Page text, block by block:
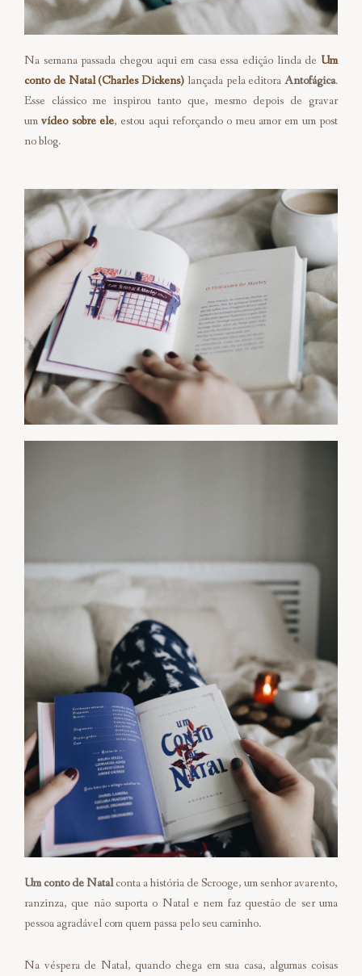
Na semana passada chegou aqui em casa essa edição linda de Um
conto de Natal (Charles Dickens) lançada pela editora Antofágica.
Esse clássico me inspirou tanto que, mesmo depois de gravar
umvídeo sobre ele, estou aqui reforçando o meu amor em um post
no blog.
Um conto de Natalconta a história de Scrooge, um senhor avarento,
ranzinza, que não suporta o Natal e nem faz questão de ser uma
pessoa agradável com quem passa pelo seu caminho.
Na véspera de Natal, quando chega em sua casa, algumas coisas